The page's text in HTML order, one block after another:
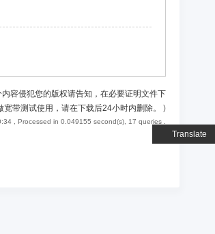
Translate
容侵犯您的版权请告知，在必要证明文件下
带测试使用，请在下载后24小时内删除。
)
, Processed in 0.049155 second(s), 17 queries .